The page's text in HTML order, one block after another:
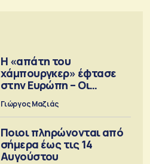
Η «απάτη του
χάμπουργκερ» έφτασε
στην Ευρώπη – Οι
προειδοποιήσεις
Γιώργος Μαζιάς
Ποιοι πληρώνονται από
σήμερα έως τις 14
Αυγούστου